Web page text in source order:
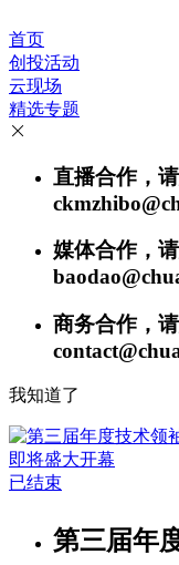
首页
创投活动
云现场
精选专题
直播合作，
媒体合作，
商务合作，
我知道了
已结束
第三届年